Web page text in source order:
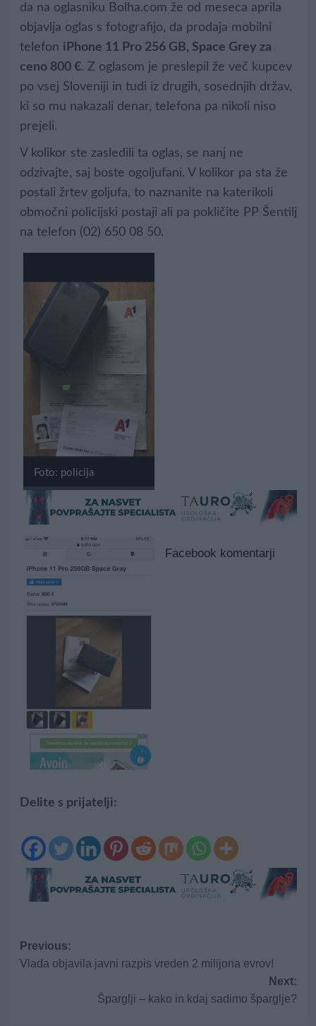
da na oglasniku Bolha.com že od meseca aprila
objavlja oglas s fotografijo, da prodaja mobilni
telefon iPhone 11 Pro 256 GB, Space Grey za
ceno 800 €. Z oglasom je preslepil že več kupcev
po vsej Sloveniji in tudi iz drugih, sosednjih držav,
ki so mu nakazali denar, telefona pa nikoli niso
prejeli.
V kolikor ste zasledili ta oglas, se nanj ne
odzivajte, saj boste ogoljufani. V kolikor pa sta že
postali žrtev goljufa, to naznanite na katerikoli
območni policijski postaji ali pa pokličite PP Šentilj
na telefon (02) 650 08 50.
Foto: policija
Facebook komentarji
Delite s prijatelji:
Post
navigation
Previous:
Vlada objavila javni razpis vreden 2 milijona evrov!
Next:
Šparglji – kako in kdaj sadimo šparglje?